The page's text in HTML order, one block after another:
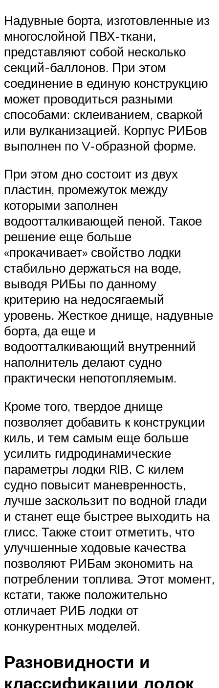
Надувные борта, изготовленные из
многослойной ПВХ-ткани,
представляют собой несколько
секций-баллонов. При этом
соединение в единую конструкцию
может проводиться разными
способами: склеиванием, сваркой
или вулканизацией. Корпус РИБов
выполнен по V-образной форме.
При этом дно состоит из двух
пластин, промежуток между
которыми заполнен
водоотталкивающей пеной. Такое
решение еще больше
«прокачивает» свойство лодки
стабильно держаться на воде,
выводя РИБы по данному
критерию на недосягаемый
уровень. Жесткое днище, надувные
борта, да еще и
водоотталкивающий внутренний
наполнитель делают судно
практически непотопляемым.
Кроме того, твердое днище
позволяет добавить к конструкции
киль, и тем самым еще больше
усилить гидродинамические
параметры лодки RIB. С килем
судно повысит маневренность,
лучше заскользит по водной глади
и станет еще быстрее выходить на
глисс. Также стоит отметить, что
улучшенные ходовые качества
позволяют РИБам экономить на
потреблении топлива. Этот момент,
кстати, также положительно
отличает РИБ лодки от
конкурентных моделей.
Разновидности и
классификации лодок